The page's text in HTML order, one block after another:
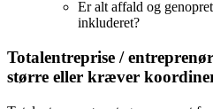
Er alt affald og
inkluderet?
Totalentreprise /
større eller kræver